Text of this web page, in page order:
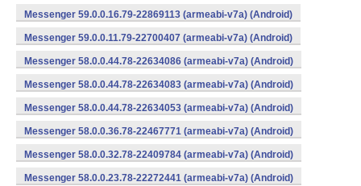
Messenger 59.0.0.16.79-22869113 (armeabi-v7a) (Android)
Messenger 59.0.0.11.79-22700407 (armeabi-v7a) (Android)
Messenger 58.0.0.44.78-22634086 (armeabi-v7a) (Android)
Messenger 58.0.0.44.78-22634083 (armeabi-v7a) (Android)
Messenger 58.0.0.44.78-22634053 (armeabi-v7a) (Android)
Messenger 58.0.0.36.78-22467771 (armeabi-v7a) (Android)
Messenger 58.0.0.32.78-22409784 (armeabi-v7a) (Android)
Messenger 58.0.0.23.78-22272441 (armeabi-v7a) (Android)